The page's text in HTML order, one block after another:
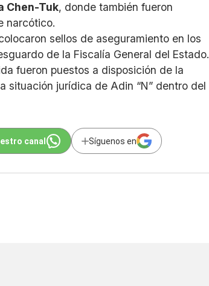
Chen-Tuk, donde también fueron
narcótico.
sellos de aseguramiento en los
de la Fiscalía General del Estado.
fueron puestos a disposición de la
situación jurídica de Adin “N” dentro del
canal Síguenos en